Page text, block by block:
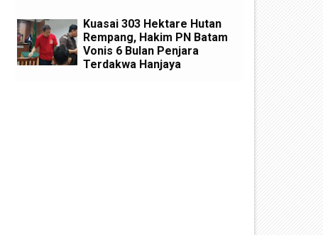
Kuasai 303 Hektare Hutan
Rempang, Hakim PN Batam
Vonis 6 Bulan Penjara
Terdakwa Hanjaya